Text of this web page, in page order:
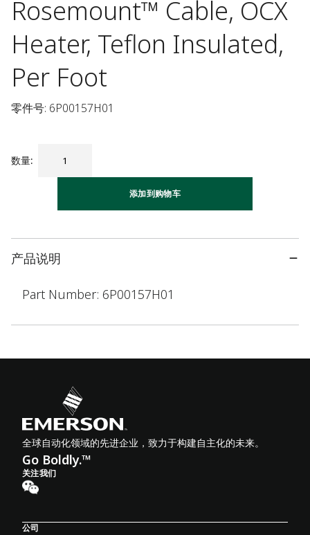
Rosemount™ Cable, OCX
Heater, Teflon Insulated,
Per Foot
零件号: 6P00157H01
数量:
添加到购物车
产品说明
Part Number: 6P00157H01
全球自动化领域的先进企业，致力于构建自主化的未来。
Go Boldly.™
关注我们
公司